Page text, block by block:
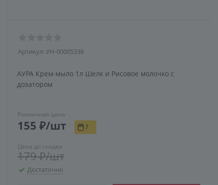
Артикул: УН-00005338
АУРА Крем-мыло 1л Шелк и Рисовое молочко с
дозатором
Розничная цена
155 ₽/шт 7
Цена до скидки
179₽/шт
Достаточно